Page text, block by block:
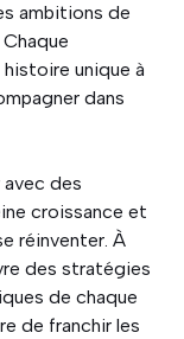
ambitions de
unique à
dans
avec des
croissance et
réinventer. À
des stratégies
de chaque
de franchir les